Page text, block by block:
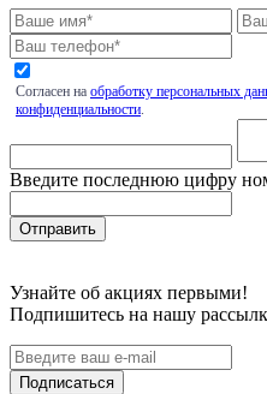
Согласен на обработку персональных
конфиденциальности.
Введите последнюю цифру
Узнайте об акциях первыми!
Подпишитесь на нашу
Подписаться